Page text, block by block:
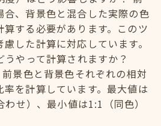
合、背景色と混合した実際の色
する必要があります。このツ
した計算に対応しています。
やって計算されますか？
景色と背景色それぞれの相対
を計算しています。最大値は
せ）、最小値は1:1（同色）